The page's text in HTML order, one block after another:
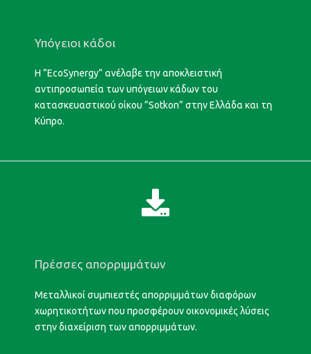
Υπόγειοι κάδοι
Η ”EcoSynergy” ανέλαβε την αποκλειστική
αντιπροσωπεία των υπόγειων κάδων του
κατασκευαστικού οίκου ”Sotkon” στην Ελλάδα και τη
Κύπρο.
Πρέσσες απορριμμάτων
Μεταλλικοί συμπιεστές απορριμμάτων διαφόρων
χωρητικοτήτων που προσφέρουν οικονομικές λύσεις
στην διαχείριση των απορριμμάτων.